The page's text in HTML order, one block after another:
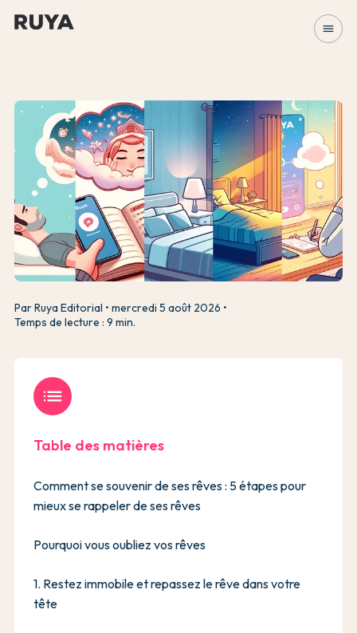
menu
Par Ruya Editorial
mercredi 5 août 2026
Temps de lecture : 9 min.
list
Table des matières
Comment se souvenir de ses rêves : 5 étapes pour
mieux se rappeler de ses rêves
Pourquoi vous oubliez vos rêves
1. Restez immobile et repassez le rêve dans votre
tête